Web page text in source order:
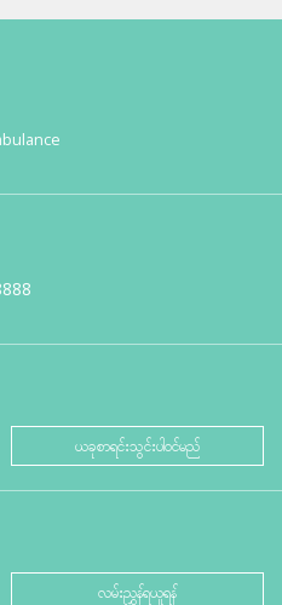
ယခုစာရင်းသွင်းပါဝင်မည်
လမ်းညွှန်ရယူရန်